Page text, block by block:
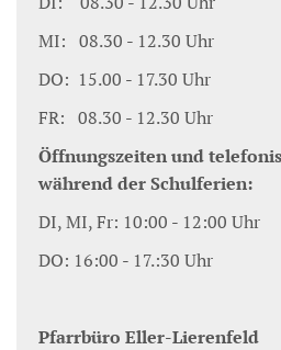
MI: 08.30 - 12.30 Uhr
DO: 15.00 - 17.30 Uhr
FR: 08.30 - 12.30 Uhr
Öffnungszeiten und
während der Schulferien:
DI, MI, Fr: 10:00 - 12:00 Uhr
DO: 16:00 - 17.:30 Uhr
Pfarrbüro Eller-Lierenfeld